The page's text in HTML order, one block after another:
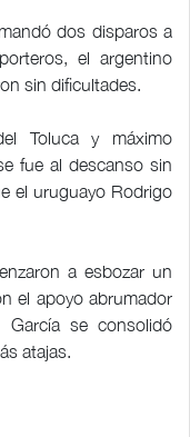
dos disparos a
el argentino
sin dificultades.
Toluca y máximo
fue al descanso sin
el uruguayo Rodrigo
a esbozar un
el apoyo abrumador
se consolidó
atajas.